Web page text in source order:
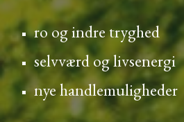
ro og indre tryghed
selvværd og livsenergi
nye handlemuligheder